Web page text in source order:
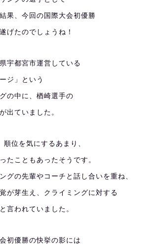
果、今回の国際大会初優勝
げたのでしょうね！
宇都宮市運営している
ジ」という
の中に、楢崎選手の
出ていました。
位を気にするあまり、
たこともあったそうです。
グの先輩やコーチと話し合いを重ね、
が芽生え、クライミングに対する
言われていました。
初優勝の快挙の影には